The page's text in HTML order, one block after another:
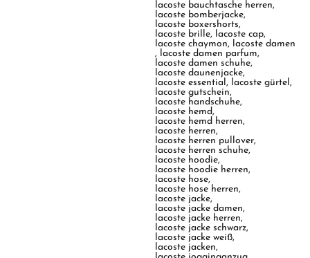
lacoste bauchtasche herren,
lacoste bomberjacke,
lacoste boxershorts,
lacoste brille, lacoste cap,
lacoste chaymon, lacoste damen
, lacoste damen parfum,
lacoste damen schuhe,
lacoste daunenjacke,
lacoste essential, lacoste gürtel,
lacoste gutschein,
lacoste handschuhe,
lacoste hemd,
lacoste hemd herren,
lacoste herren,
lacoste herren pullover,
lacoste herren schuhe,
lacoste hoodie,
lacoste hoodie herren,
lacoste hose,
lacoste hose herren,
lacoste jacke,
lacoste jacke damen,
lacoste jacke herren,
lacoste jacke schwarz,
lacoste jacke weiß,
lacoste jacken,